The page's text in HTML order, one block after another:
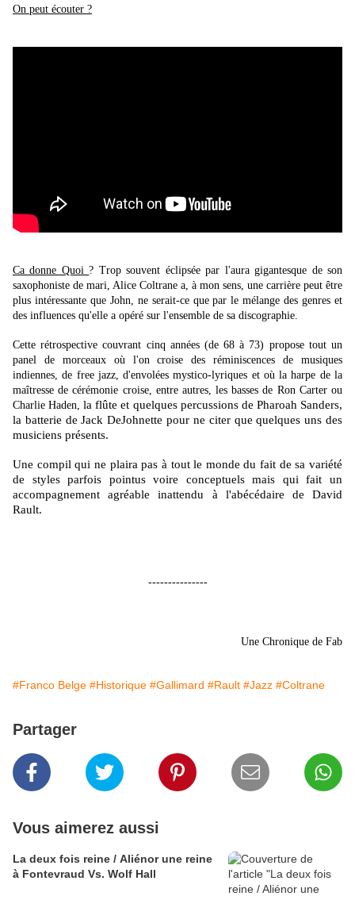
On peut écouter ?
Ca donne Quoi? Trop souvent éclipsée par l'aura gigantesque de son
saxophoniste de mari, Alice Coltrane a, à mon sens, une carrière peut être
plus intéressante que John, ne serait-ce que par le mélange des genres et
des influences qu'elle a opéré sur l'ensemble de sa discographie.
Cette rétrospective couvrant cinq années (de 68 à 73) propose tout un
panel de morceaux où l'on croise des réminiscences de musiques
indiennes, de free jazz, d'envolées mystico-lyriques et où la harpe de la
maîtresse de cérémonie croise, entre autres, les basses de Ron Carter ou
Charlie Haden,la flûte et quelques percussions de Pharoah Sanders,
la batterie deJack DeJohnette pour ne citer que quelques uns des
musiciens présents.
Une compil qui ne plaira pas à tout le monde du fait de sa variété
de styles parfois pointus voire conceptuels mais qui fait un
accompagnement agréable inattendu à l'abécédaire de David
Rault.
---------------
Une Chronique de Fab
#Franco Belge #Historique #Gallimard #Rault #Jazz #Coltrane
Partager
Vous aimerez aussi
La deux fois reine / Aliénor une reine
à Fontevraud Vs. Wolf Hall